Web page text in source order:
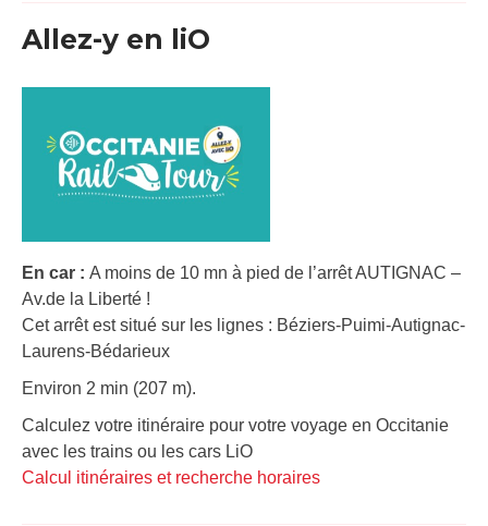
Allez-y en liO
En car : A moins de 10 mn à pied de l’arrêt AUTIGNAC –
Av.de la Liberté !
Cet arrêt est situé sur les lignes : Béziers-Puimi-Autignac-
Laurens-Bédarieux
Environ 2 min (207 m).
Calculez votre itinéraire pour votre voyage en Occitanie
avec les trains ou les cars LiO
Calcul itinéraires et recherche horaires